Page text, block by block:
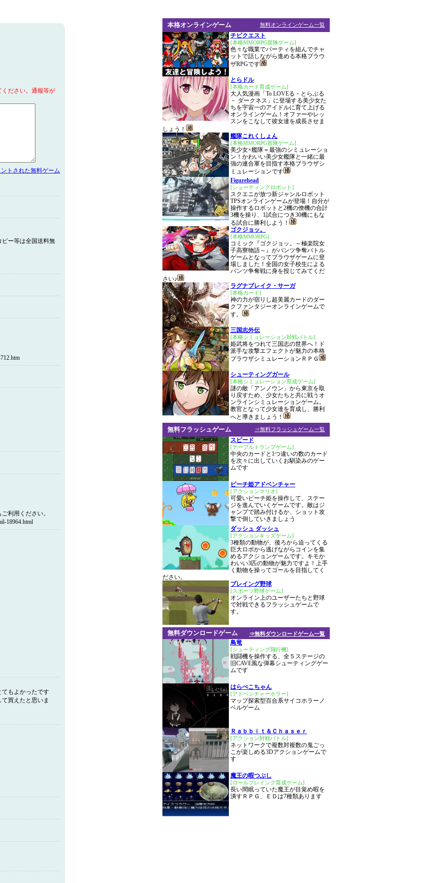
ださい。通報等が
トされた無料ゲーム
ー等は全国送料無
利用ください。
18964.html
もよかったです
買えたと思いま
無料オンラインゲーム一覧
本格オンラインゲーム
チビクエスト
[本格MMORPG冒険ゲーム]
色々な職業でパーティを組んでチャ
ットで話しながら進める本格ブラウ
ザRPGです
とらドル
[本格カード育成ゲーム]
大人気漫画「To LOVEる－とらぶる
－ ダークネス」に登場する美少女た
ちを宇宙一のアイドルに育て上げる
オンラインゲーム！オファーやレッ
スンをこなして彼女達を成長させま
しょう！
艦隊これくしょん
[本格MMORPG冒険ゲーム]
美少女×艦隊＝最強のシミュレーショ
ン！かわいい美少女艦隊と一緒に最
強の連合軍を目指す本格ブラウザシ
ミュレーションです
Figurehead
[シューティングロボット]
スクエニが放つ新ジャンルロボット
TPSオンラインゲームが登場！自分が
操作するロボットと2機の僚機の合計
3機を操り、1試合につき30機にもな
る試合に勝利しよう！
ゴクジョッ。
[本格MMORPG]
コミック『ゴクジョッ。～極楽院女
子高寮物語～』がパンツ争奪バトル
ゲームとなってブラウザゲームに登
場しました！全国の女子校生による
パンツ争奪戦に身を投じてみてくだ
さい♪
ラグナブレイク・サーガ
[本格カード]
神の力が宿りし超美麗カードのダー
クファンタジーオンラインゲームで
す。
三国志外伝
[本格シミュレーション対戦バトル]
姫武将をつれて三国志の世界へ！ド
派手な攻撃エフェクトが魅力の本格
ブラウザシミュレーションＲＰＧ
シューティングガール
[本格シミュレーション育成ゲーム]
謎の敵「アンノウン」から東京を取
り戻すため、少女たちと共に戦うオ
ンラインシミュレーションゲーム。
教官となって少女達を育成し、勝利
へと導きましょう！
⇒無料フラッシュゲーム一覧
無料フラッシュゲーム
スピード
[テーブルトランプゲーム]
中央のカードと1つ違いの数のカード
を次々に出していくお馴染みのゲー
ムです
ピーチ姫アドベンチャー
[アクションマリオ]
可愛いピーチ姫を操作して、ステー
ジを進んでいくゲームです。敵はジ
ャンプで踏み付けるか、ショット攻
撃で倒していきましょう
ダッシュ ダッシュ
[アクションキッズゲーム]
3種類の動物が、後ろから迫ってくる
巨大ロボから逃げながらコインを集
めるアクションゲームです。キモか
わいい3匹の動物が魅力ですよ！上手
く動物を操ってゴールを目指してく
ださい。
プレイング野球
[スポーツ野球ゲーム]
オンライン上のユーザーたちと野球
で対戦できるフラッシュゲームで
す。
⇒無料ダウンロードゲーム一覧
無料ダウンロードゲーム
鳥竜
[シューティング飛行機]
戦闘機を操作する、全５ステージの
旧CAVE風な弾幕シューティングゲー
ムです
はらぺこちゃん
[アドベンチャーホラー]
マップ探索型百合系サイコホラーノ
ベルゲーム
Ｒａｂｂｉｔ＆Ｃｈａｓｅｒ
[アクション対戦バトル]
ネットワークで複数対複数の鬼ごっ
こが楽しめる3Dアクションゲームで
す
魔王の暇つぶし
[ロールプレイング育成ゲーム]
長い間眠っていた魔王が目覚め暇を
潰すＲＰＧ、ＥＤは7種類あります